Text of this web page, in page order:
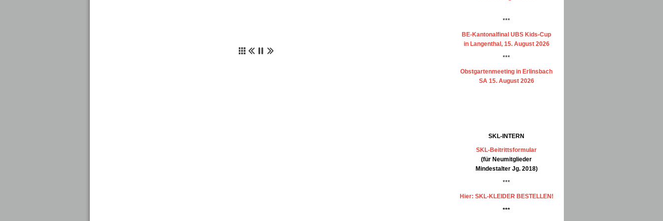
***
BE-Kantonalfinal UBS Kids-Cup
in Langenthal, 15. August 2026
***
Obstgartenmeeting in Erlinsbach
SA 15. August 2026
SKL-INTERN
SKL-Beitrittsformular
(für Neumitglieder
Mindestalter Jg. 2018)
***
Hier: SKL-KLEIDER BESTELLEN!
***